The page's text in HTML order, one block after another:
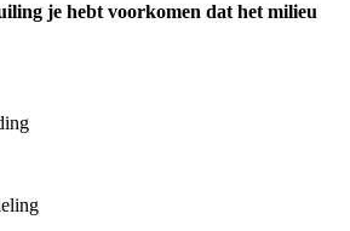
je hebt voorkomen dat het milieu